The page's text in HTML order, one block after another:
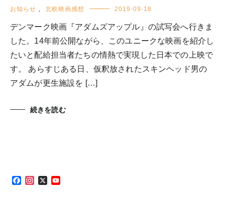
お知らせ , 北欧映画感想 2019-09-18
デンマーク映画『アダムズアップル』の試写会へ行きま
した。14年前公開ながら、このユニークな映画を紹介し
たいと配給担当者たちの情熱で実現した日本での上映で
す。 あらすじある日、仮釈放されたスキンヘッド男の
アダムが更生施設を […]
続きを読む
Facebook
Instagram
X